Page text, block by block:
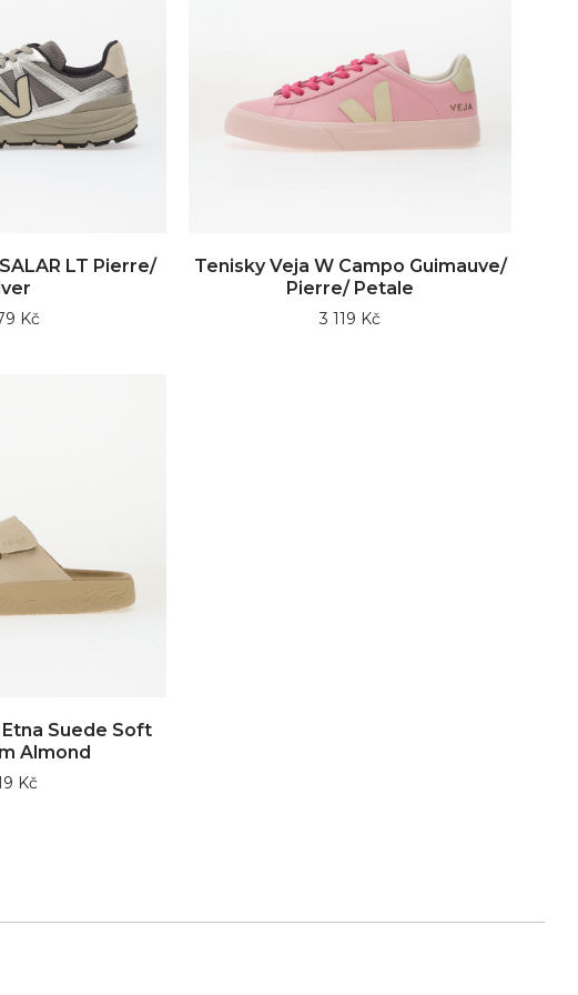
LT Pierre/
Kč
Tenisky Veja W Campo Guimauve/
Pierre/ Petale
3 119 Kč
Suede Soft
Almond
Kč